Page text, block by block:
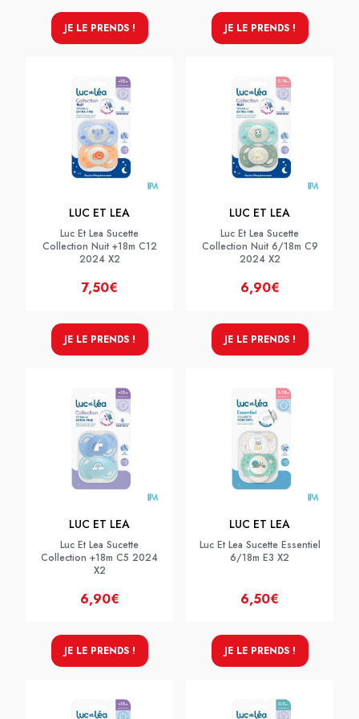
JE LE PRENDS ! JE LE PRENDS !
LUC ET LEA
Luc Et Lea Sucette
Collection Nuit +18m C12
2024 X2
7,50€
JE LE PRENDS !
LUC ET LEA
Luc Et Lea Sucette
Collection Nuit 6/18m C9
2024 X2
6,90€
JE LE PRENDS !
LUC ET LEA
Luc Et Lea Sucette
Collection +18m C5 2024
X2
6,90€
JE LE PRENDS !
LUC ET LEA
Luc Et Lea Sucette Essentiel
6/18m E3 X2
6,50€
JE LE PRENDS !